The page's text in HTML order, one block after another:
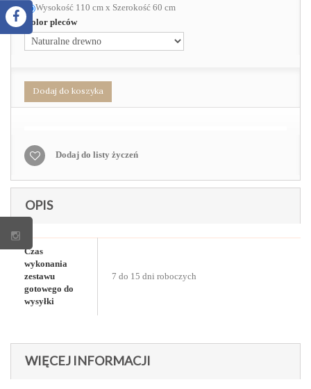
Wysokość 110 cm x Szerokość 60 cm
Kolor pleców
Dodaj do koszyka
Dodaj do listy życzeń
OPIS
Czas
wykonania
zestawu
gotowego do
wysyłki
7 do 15 dni roboczych
WIĘCEJ INFORMACJI